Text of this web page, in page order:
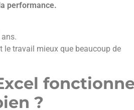
performance.
le travail mieux que beaucoup de
?